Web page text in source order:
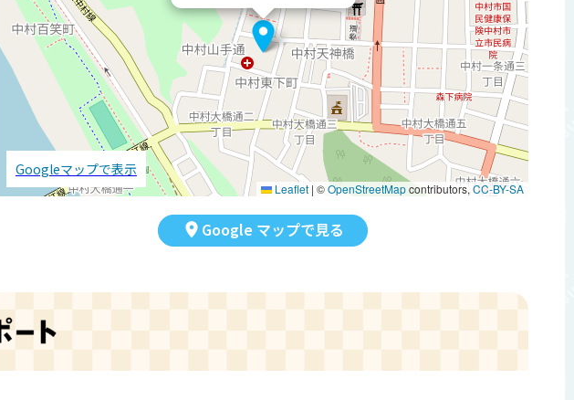
Leaflet | ©OpenStreetMapcontributors, CC-BY-SA
Googleマップで表示
Google マップで見る